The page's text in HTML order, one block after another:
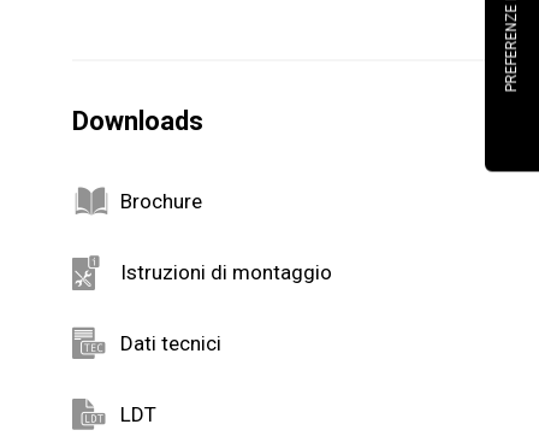
Downloads
Brochure
Istruzioni di montaggio
Dati tecnici
LDT